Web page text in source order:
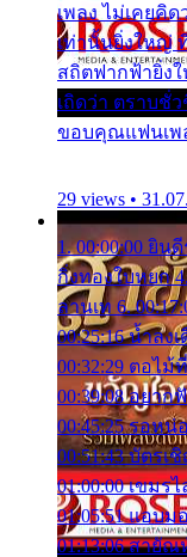
เพลง ไม่เคยคิ
เท่านั้นยิ่งใหญ่
สถิตฟากฟ้ายิ่ง
เถิดว่า ตราบชั่
ขอบคุณแฟนเพล
29 views •
1. 00:00:00 ยิน
กิ่งทองใบหยก
ลานเท 6.
00:25:16 น้ำลง
00:32:29 ตอไม้
00:39:08 อยาก
00:45:25 รอหน่
00:51:43 บัตรเ
01:00:00 เขมร
01:05:51 แอบม
01:13:06 สายัณ